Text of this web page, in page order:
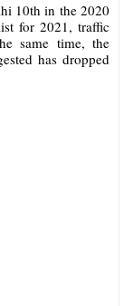
10th in the 2020
for 2021, traffic
same time, the
has dropped